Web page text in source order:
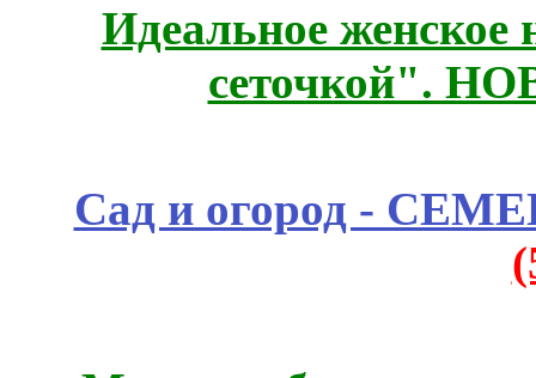
Идеальное женское
сеточкой".
Сад и огород -